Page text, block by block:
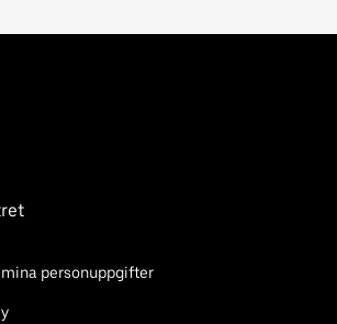
personuppgifter